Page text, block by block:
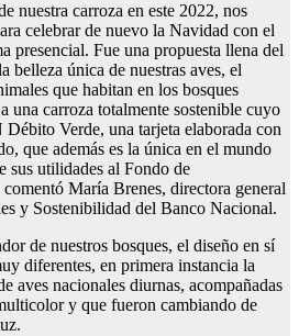
nuestra carroza en este 2022, nos
celebrar de nuevo la Navidad con el
presencial. Fue una propuesta llena del
belleza única de nuestras aves, el
que habitan en los bosques
una carroza totalmente sostenible cuyo
Verde, una tarjeta elaborada con
que además es la única en el mundo
sus utilidades al Fondo de
María Brenes, directora general
y Sostenibilidad del Banco Nacional.
de nuestros bosques, el diseño en sí
diferentes, en primera instancia la
aves nacionales diurnas, acompañadas
y que fueron cambiando de